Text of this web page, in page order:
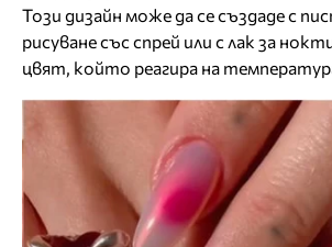
Този дизайн може да се създаде с
рисуване със спрей или с лак за
цвят, който реагира на